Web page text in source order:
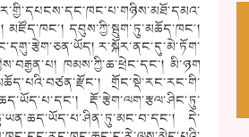
དབུས་ཀྱི་སྦུག་ཏུ་མཆོད་ཁང་།
ར་སྐོར་ནང་དུ་མེ་ཏོག་
ཁམས་ཀྱི་ཆ་ཕྲེང་དང་། མི་ཉག
གྲོང་སྡེ་རང་རང་གི་
རྡོ་རྩེག་ལག་རྩལ་ཤིང་ཏུ་
དེ་